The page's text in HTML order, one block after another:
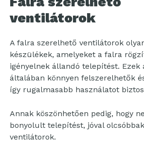
ventilátorok
A falra szerelhető ventilátorok
készülékek, amelyeket a falra
igényelnek állandó telepítést. Ezek
általában könnyen felszerelhetők
így rugalmasabb használatot
Annak köszönhetően pedig, hogy
bonyolult telepítést, jóval
ventilátorok.